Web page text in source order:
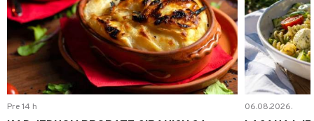
Pre 14 h 06.08.2026.